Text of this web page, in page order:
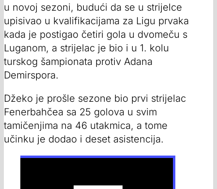
u novoj sezoni, budući da se u strijelce
upisivao u kvalifikacijama za Ligu prvaka
kada je postigao četiri gola u dvomeču s
Luganom, a strijelac je bio i u 1. kolu
turskog šampionata protiv Adana
Demirspora.
Džeko je prošle sezone bio prvi strijelac
Fenerbahčea sa 25 golova u svim
tamičenjima na 46 utakmica, a tome
učinku je dodao i deset asistencija.